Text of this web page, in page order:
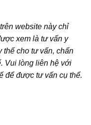
website này chỉ
xem là tư vấn y
thế cho tư vấn, chẩn
Vui lòng liên hệ với
để được tư vấn cụ thể.